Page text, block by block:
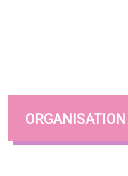
ORGANISATION